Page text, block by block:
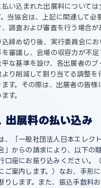
払い込まれた出展料については
。当協会は、上記に関連して必
、調査および審査を行う場合が
込締め切り後、実行委員会にお
を審議し、会場の収容力が不足
平な基準を設け、各出展者のブ
より削減して割り当てる調整を
ます。その際は、出展者の皆様
す。
展料の払い込み
、「一般社団法人日本エレク
」からの請求により、以下の
口座にお振り込みください。
ご案内します。）なお、手形
りします。また、振込手数料